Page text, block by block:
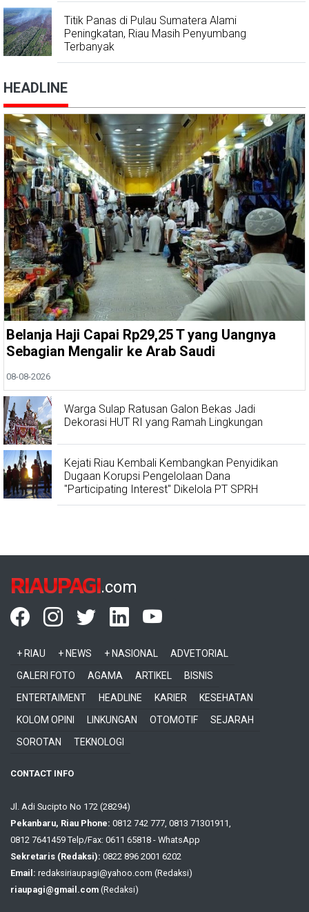
Titik Panas di Pulau Sumatera Alami
Peningkatan, Riau Masih Penyumbang
Terbanyak
HEADLINE
Belanja Haji Capai Rp29,25 T yang Uangnya
Sebagian Mengalir ke Arab Saudi
08-08-2026
Warga Sulap Ratusan Galon Bekas Jadi
Dekorasi HUT RI yang Ramah Lingkungan
Kejati Riau Kembali Kembangkan Penyidikan
Dugaan Korupsi Pengelolaan Dana
"Participating Interest" Dikelola PT SPRH
RIAUPAGI.com
+ RIAU + NEWS + NASIONAL
ADVETORIAL
GALERI FOTO
AGAMA ARTIKEL
BISNIS
ENTERTAIMENT
HEADLINE KARIER
KESEHATAN
KOLOM OPINI
LINKUNGAN OTOMOTIF
SEJARAH
SOROTAN
TEKNOLOGI
CONTACT INFO
Jl. Adi Sucipto No 172 (28294)
Pekanbaru, Riau Phone: 0812 742 777, 0813 71301911,
0812 7641459 Telp/Fax: 0611 65818 - WhatsApp
Sekretaris (Redaksi): 0822 896 2001 6202
Email: redaksiriaupagi@yahoo.com (Redaksi)
riaupagi@gmail.com (Redaksi)